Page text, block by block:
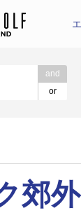
and
or
郊外